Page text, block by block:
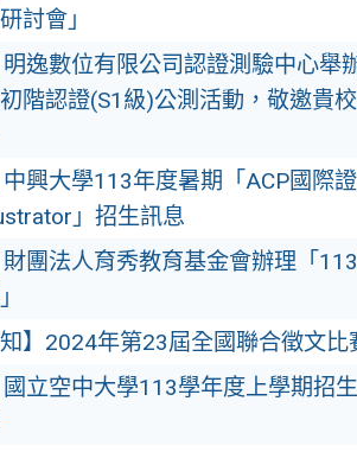
討會」
明逸數位有限公司認證測驗中心舉
階認證(S1級)公測活動，敬邀貴
中興大學113年度暑期「ACP國際
」招生訊息
財團法人育秀教育基金會辦理「
知】2024年第23屆全國聯合徵文比
國立空中大學113學年度上學期招